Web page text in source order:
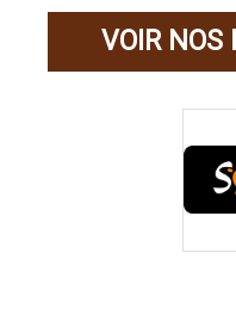
VOIR NOS